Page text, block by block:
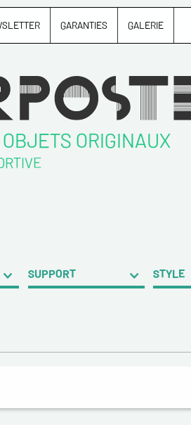
GARANTIES GALERIE
ORIGINAUX
SUPPORT STYLE